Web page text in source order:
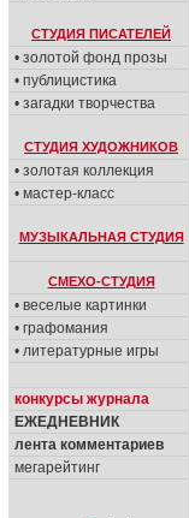
СТУДИЯ ПИСАТЕЛЕЙ
• золотой фонд прозы
• публицистика
• загадки творчества
СТУДИЯ ХУДОЖНИКОВ
• золотая коллекция
• мастер-класс
МУЗЫКАЛЬНАЯ СТУДИЯ
СМЕХО-СТУДИЯ
• веселые картинки
• графомания
• литературные игры
конкурсы журнала
ЕЖЕДНЕВНИК
лента комментариев
мегарейтинг